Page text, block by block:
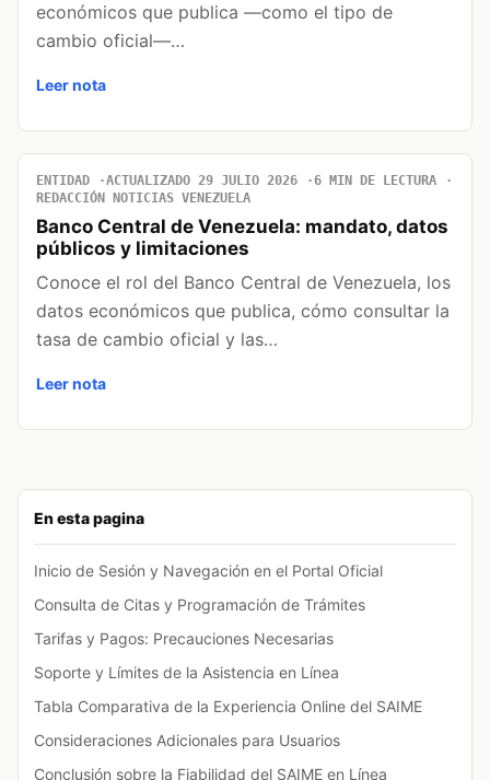
En esta pagina
Inicio de Sesión y Navegación en el Portal Oficial
Consulta de Citas y Programación de Trámites
Tarifas y Pagos: Precauciones Necesarias
Soporte y Límites de la Asistencia en Línea
Tabla Comparativa de la Experiencia Online del SAIME
Consideraciones Adicionales para Usuarios
Conclusión sobre la Fiabilidad del SAIME en Línea
económicos que publica —como el tipo de
cambio oficial—…
Leer nota
ENTIDAD ACTUALIZADO 29 JULIO 2026
6 MIN DE LECTURA
REDACCIÓN NOTICIAS VENEZUELA
Banco Central de Venezuela: mandato, datos
públicos y limitaciones
Conoce el rol del Banco Central de Venezuela, los
datos económicos que publica, cómo consultar la
tasa de cambio oficial y las…
Leer nota